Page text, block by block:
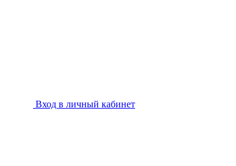
Вход в личный кабинет